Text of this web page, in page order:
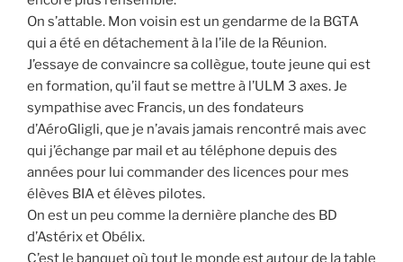
On s’attable. Mon voisin est un gendarme de la BGTA
qui a été en détachement à la l’ile de la Réunion.
J’essaye de convaincre sa collègue, toute jeune qui est
en formation, qu’il faut se mettre à l’ULM 3 axes. Je
sympathise avec Francis, un des fondateurs
d’AéroGligli, que je n’avais jamais rencontré mais avec
qui j’échange par mail et au téléphone depuis des
années pour lui commander des licences pour mes
élèves BIA et élèves pilotes.
On est un peu comme la dernière planche des BD
d’Astérix et Obélix.
C’est le banquet où tout le monde est autour de la table